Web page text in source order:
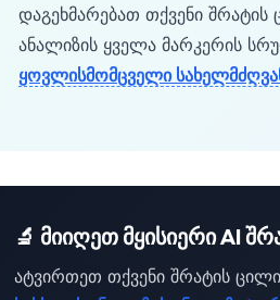
დაგეხმარებათ თქვენი
ანალიზის ყველა მარკერის
ყოვლისმომცველი
🔬 მიიღეთ მყისიერი AI
ატვირთეთ თქვენი შრატის